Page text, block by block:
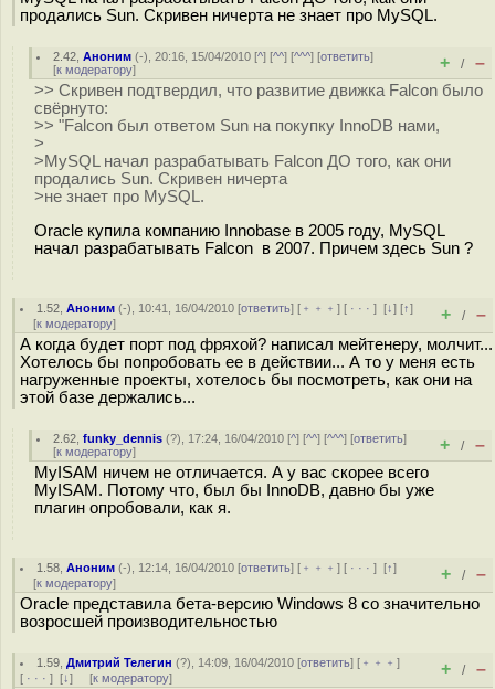
продались Sun. Скривен ничерта не знает про MySQL.
2.42 ,Аноним (-), 20:16, 15/04/2010 [^] [^^] [^^^] [ответить]
[к модератору] + / –
>> Скривен подтвердил, что развитие движка Falcon было
свёрнуто:
>> "Falcon был ответом Sun на покупку InnoDB нами,
>
>MySQL начал разрабатывать Falcon ДО того, как они
продались Sun. Скривен ничерта
>не знает про MySQL.
Oracle купила компанию Innobase в 2005 году, MySQL
начал разрабатывать Falcon в 2007. Причем здесь Sun ?
1.52 ,Аноним (-), 10:41, 16/04/2010 [ответить] [ ﹢﹢﹢] [ · · ·][↓] [↑]
[к модератору] + / –
А когда будет порт под фряхой? написал мейтенеру, молчит...
Хотелось бы попробовать ее в действии... А то у меня есть
нагруженные проекты, хотелось бы посмотреть, как они на
этой базе держались...
2.62 ,funky_dennis (?), 17:24, 16/04/2010 [^] [^^] [^^^] [ответить]
[к модератору] + / –
MyISAM ничем не отличается. А у вас скорее всего
MyISAM. Потому что, был бы InnoDB, давно бы уже
плагин опробовали, как я.
1.58 ,Аноним (-), 12:14, 16/04/2010 [ответить] [ ﹢﹢﹢] [ · · ·][↑]
[к модератору] + / –
Oracle представила бета-версию Windows 8 со значительно
возросшей производительностью
1.59 ,Дмитрий Телегин (?), 14:09, 16/04/2010 [ответить] [ ﹢﹢﹢]
[ · · · ] [↓] [к модератору] + / –